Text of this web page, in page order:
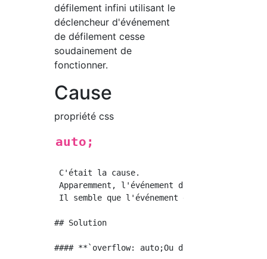
défilement infini utilisant le
déclencheur d'événement
de défilement cesse
soudainement de
fonctionner.
Cause
propriété css
auto;
C'était la cause.
Apparemment, l'événement de défilement
Il semble que l'événement de défilement
## Solution